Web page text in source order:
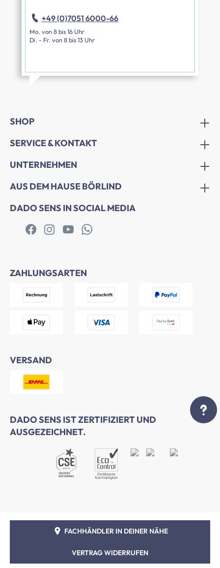
+49 (0)7051 6000-66
Mo. von 8 bis 16 Uhr
Di. - Fr. von 8 bis 13 Uhr
SHOP
SERVICE & KONTAKT
UNTERNEHMEN
AUS DEM HAUSE BÖRLIND
DADO SENS IN SOCIAL MEDIA
ZAHLUNGSARTEN
VERSAND
DADO SENS IST ZERTIFIZIERT UND
AUSGEZEICHNET.
FACHHÄNDLER IN DEINER NÄHE
VERTRAG WIDERRUFEN